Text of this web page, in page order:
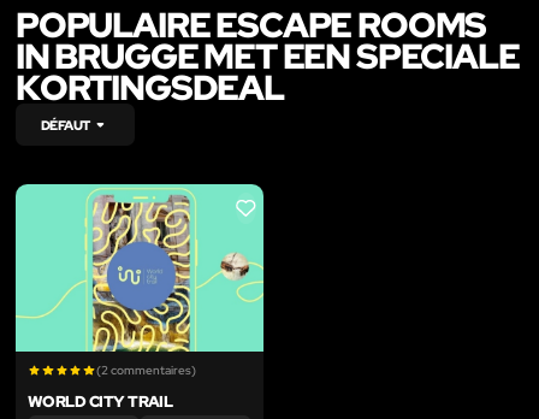
POPULAIRE ESCAPE ROOMS
IN BRUGGE MET EEN SPECIALE
KORTINGSDEAL
DÉFAUT
LIKE
(2 commentaires)
WORLD CITY TRAIL